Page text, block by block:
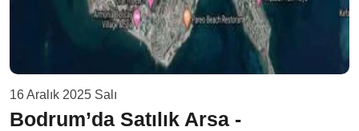
16 Aralık 2025 Salı
Bodrum’da Satılık Arsa -